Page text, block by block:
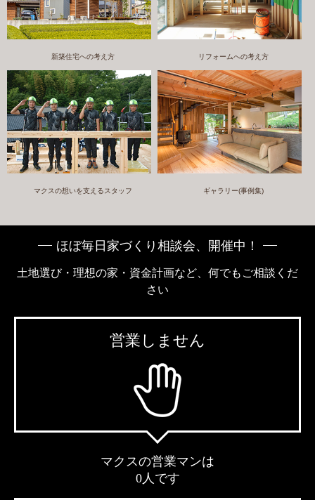
新築住宅への考え方 リフォームへの考え方
マクスの想いを支えるスタッフ ギャラリー(事例集)
ほぼ毎日家づくり相談会、開催中！
土地選び・理想の家・資金計画など、何でもご相談くだ
さい
営業しません
マクスの営業マンは
0人です